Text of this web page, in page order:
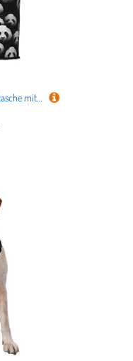
Bedruckte Haustier-Umhängetasche mit Pandakopf zum Ausgehen – kleine Hunde und Katzen Doppelzweck-Umhängetasche